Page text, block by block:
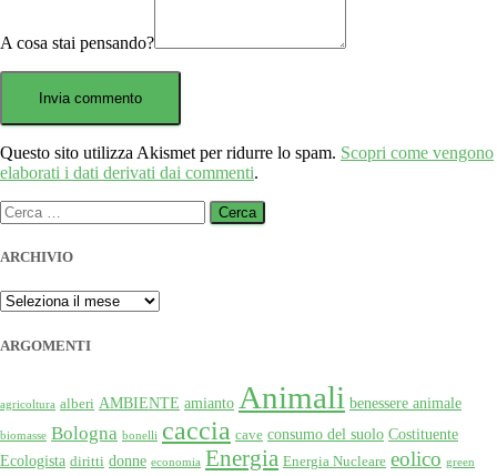
A cosa stai pensando?
Questo sito utilizza Akismet per ridurre lo spam. Scopri come vengono
elaborati i dati derivati dai commenti.
Ricerca
per:
ARCHIVIO
ARCHIVIO
ARGOMENTI
agricoltura alberi AMBIENTE amianto Animali benessere animale
biomasse Bologna bonelli caccia cave consumo del suolo Costituente
Ecologista diritti donne economia Energia Energia Nucleare eolico green